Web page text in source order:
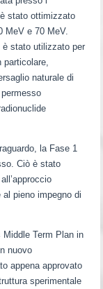
stato ottimizzato
MeV e 70 MeV.
è stato utilizzato per
particolare,
naturale di
la Fase 1
Ciò è stato
al pieno impegno di
Term Plan in
nuovo
appena approvato
sperimentale